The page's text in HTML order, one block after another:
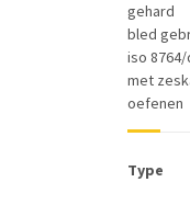
gehard
bled
iso 8764/
met
oefenen
Type